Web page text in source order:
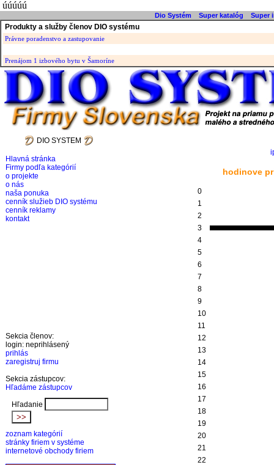
úúúúú
Dio Systém Super katalóg Super
Produkty a služby členov DIO systému
Právne poradenstvo a zastupovanie
Prenájom 1 izbového bytu v Šamoríne
DIO SYSTEM
Hlavná stránka
Firmy podľa kategórií
o projekte
o nás
naša ponuka
cenník služieb DIO systému
cenník reklamy
kontakt
Sekcia členov:
login: neprihlásený
prihlás
zaregistruj firmu
Sekcia zástupcov:
Hľadáme zástupcov
Hľadanie
zoznam kategórií
stránky firiem v systéme
internetové obchody firiem
hodinove
0
1
2
3
4
5
6
7
8
9
10
11
12
13
14
15
16
17
18
19
20
21
22